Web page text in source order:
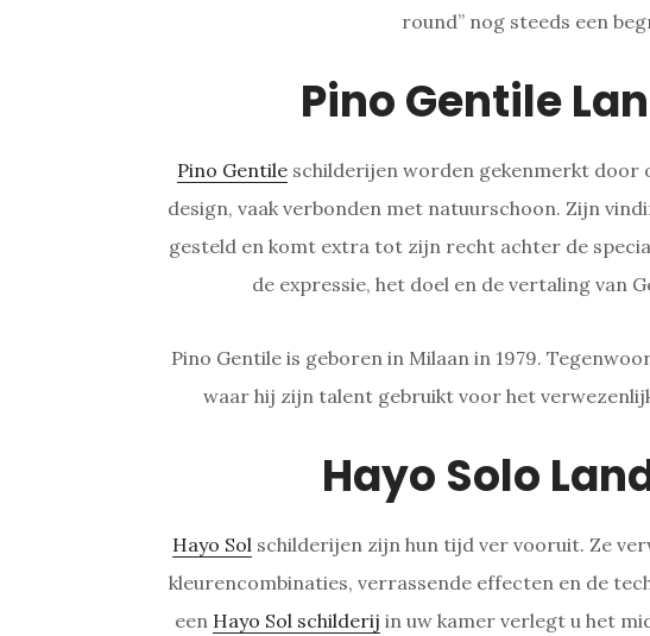
round” nog steeds een
Pino Gentile
Pino Gentile schilderijen worden gekenmerkt door
design, vaak verbonden met natuurschoon. Zijn
gesteld en komt extra tot zijn recht achter de
de expressie, het doel en de vertaling van
Pino Gentile is geboren in Milaan in 1979.
waar hij zijn talent gebruikt voor het
Hayo Solo
Hayo Solschilderijen zijn hun tijd ver vooruit. Ze
kleurencombinaties, verrassende effecten en de
een Hayo Sol schilderij in uw kamer verlegt u het